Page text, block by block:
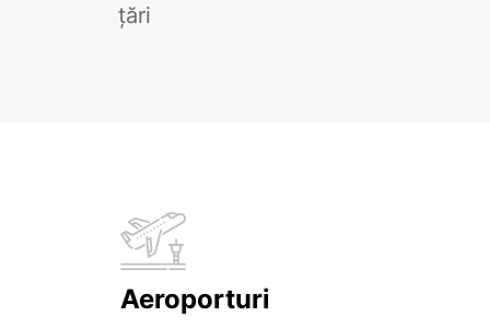
țări
Aeroporturi